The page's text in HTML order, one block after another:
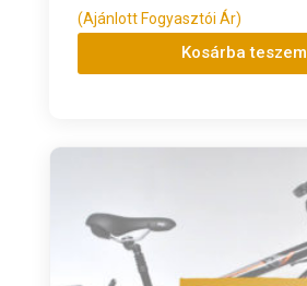
(Ajánlott Fogyasztói Ár)
Kosárba teszem